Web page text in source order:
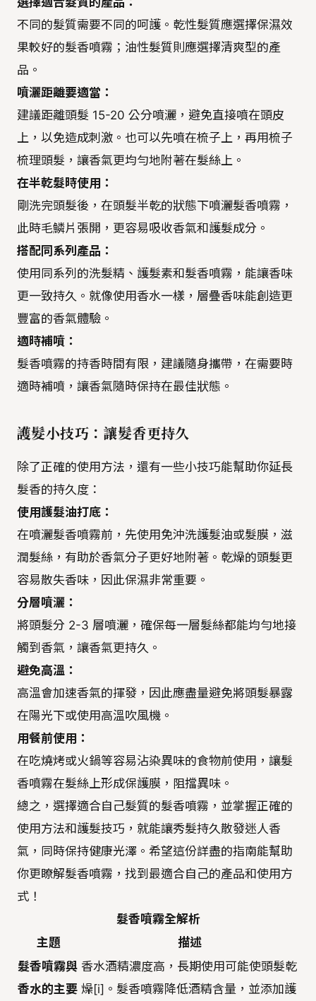
不同的髮質需要不同的呵護。乾性髮質應選擇保濕效
果較好的髮香噴霧；油性髮質則應選擇清爽型的產
品。
噴灑距離要適當：
建議距離頭髮 15-20 公分噴灑，避免直接噴在頭皮
上，以免造成刺激。也可以先噴在梳子上，再用梳子
梳理頭髮，讓香氣更均勻地附著在髮絲上。
在半乾髮時使用：
剛洗完頭髮後，在頭髮半乾的狀態下噴灑髮香噴霧，
此時毛鱗片張開，更容易吸收香氣和護髮成分。
搭配同系列產品：
使用同系列的洗髮精、護髮素和髮香噴霧，能讓香味
更一致持久。就像使用香水一樣，層疊香味能創造更
豐富的香氣體驗。
適時補噴：
髮香噴霧的持香時間有限，建議隨身攜帶，在需要時
適時補噴，讓香氣隨時保持在最佳狀態。
護髮小技巧：讓髮香更持久
除了正確的使用方法，還有一些小技巧能幫助你延長
髮香的持久度：
使用護髮油打底：
在噴灑髮香噴霧前，先使用免沖洗護髮油或髮膜，滋
潤髮絲，有助於香氣分子更好地附著。乾燥的頭髮更
容易散失香味，因此保濕非常重要。
分層噴灑：
將頭髮分 2-3 層噴灑，確保每一層髮絲都能均勻地接
觸到香氣，讓香氣更持久。
避免高溫：
高溫會加速香氣的揮發，因此應盡量避免將頭髮暴露
在陽光下或使用高溫吹風機。
用餐前使用：
在吃燒烤或火鍋等容易沾染異味的食物前使用，讓髮
香噴霧在髮絲上形成保護膜，阻擋異味。
總之，選擇適合自己髮質的髮香噴霧，並掌握正確的
使用方法和護髮技巧，就能讓秀髮持久散發迷人香
氣，同時保持健康光澤。希望這份詳盡的指南能幫助
你更瞭解髮香噴霧，找到最適合自己的產品和使用方
式！
髮香噴霧全解析
主題
描述
髮香噴霧與
香水的主要
香水酒精濃度高，長期使用可能使頭髮乾
燥[i]。髮香噴霧降低酒精含量，並添加護